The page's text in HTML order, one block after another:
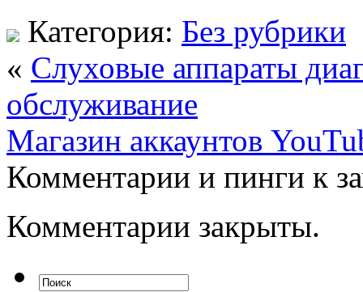
Категория: Без рубрики
« Слуховые аппараты
обслуживание
Магазин аккаунтов
Комментарии и пинги к
Комментарии закрыты.